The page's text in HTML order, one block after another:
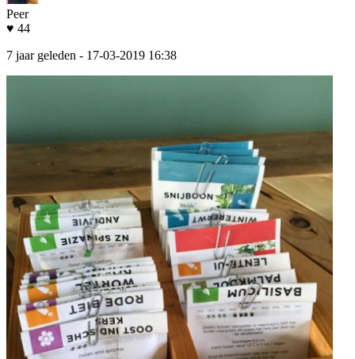
Peer
♥ 44
7 jaar geleden - 17-03-2019 16:38